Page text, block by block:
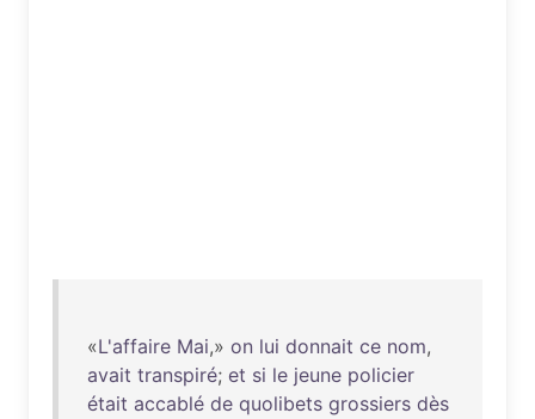
«L'affaire Mai,» on lui donnait ce nom,
avait transpiré; et si le jeune policier
était accablé de quolibets grossiers dès